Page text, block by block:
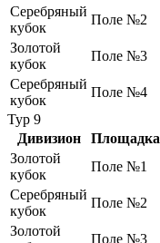
Серебряный
кубок
Поле №2
Золотой
кубок
Поле №3
Серебряный
кубок
Поле №4
Тур 9
Дивизион
Площадка
Золотой
кубок
Поле №1
Серебряный
кубок
Поле №2
Золотой
Поле №3